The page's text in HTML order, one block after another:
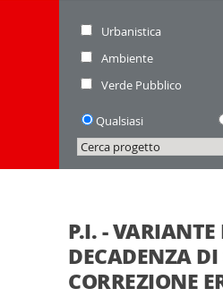
Settore
riferimento:
Urbanistica
Ambiente
Verde Pubblico
Piano:Qualsiasi
Cerca
progetto
P.I. -
DECADENZA
CORREZIONE